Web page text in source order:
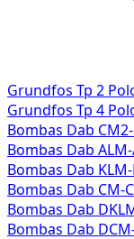
Grundfos Tp 2
Grundfos Tp 4
Bombas Dab
Bombas Dab ALM-
Bombas Dab KLM-
Bombas Dab CM-
Bombas Dab
Bombas Dab